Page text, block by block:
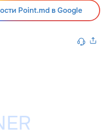
Point.md в Google